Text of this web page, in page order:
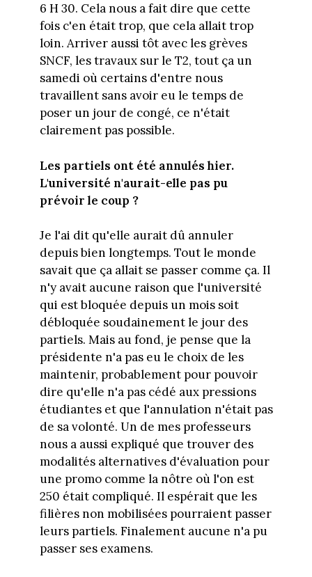
6 H 30. Cela nous a fait dire que cette
fois c'en était trop, que cela allait trop
loin. Arriver aussi tôt avec les grèves
SNCF, les travaux sur le T2, tout ça un
samedi où certains d'entre nous
travaillent sans avoir eu le temps de
poser un jour de congé, ce n'était
clairement pas possible.
Les partiels ont été annulés hier.
L'université n'aurait-elle pas pu
prévoir le coup ?
Je l'ai dit qu'elle aurait dû annuler
depuis bien longtemps. Tout le monde
savait que ça allait se passer comme ça. Il
n'y avait aucune raison que l'université
qui est bloquée depuis un mois soit
débloquée soudainement le jour des
partiels. Mais au fond, je pense que la
présidente n'a pas eu le choix de les
maintenir, probablement pour pouvoir
dire qu'elle n'a pas cédé aux pressions
étudiantes et que l'annulation n'était pas
de sa volonté. Un de mes professeurs
nous a aussi expliqué que trouver des
modalités alternatives d'évaluation pour
une promo comme la nôtre où l'on est
250 était compliqué. Il espérait que les
filières non mobilisées pourraient passer
leurs partiels. Finalement aucune n'a pu
passer ses examens.